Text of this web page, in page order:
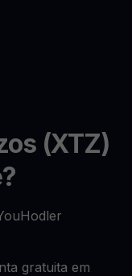
(XTZ)
gratuita em